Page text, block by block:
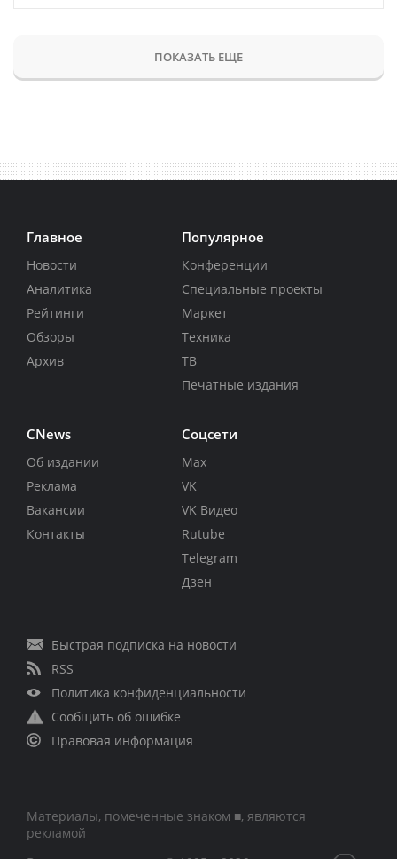
ПОКАЗАТЬ ЕЩЕ
Главное
Новости
Аналитика
Рейтинги
Обзоры
Архив
Популярное
Конференции
Специальные проекты
Маркет
Техника
ТВ
Печатные издания
CNews
Об издании
Реклама
Вакансии
Контакты
Соцсети
Max
VK
VK Видео
Rutube
Telegram
Дзен
Быстрая подписка на новости
RSS
Политика конфиденциальности
Сообщить об ошибке
Правовая информация
Материалы, помеченные знаком ■, являются
рекламой